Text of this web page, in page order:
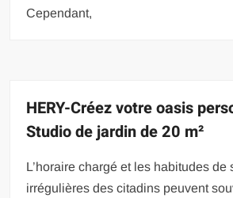
Cependant,
HERY-Créez votre oasis
Studio de jardin de 20 m²
L’horaire chargé et les habitudes de
irrégulières des citadins peuvent